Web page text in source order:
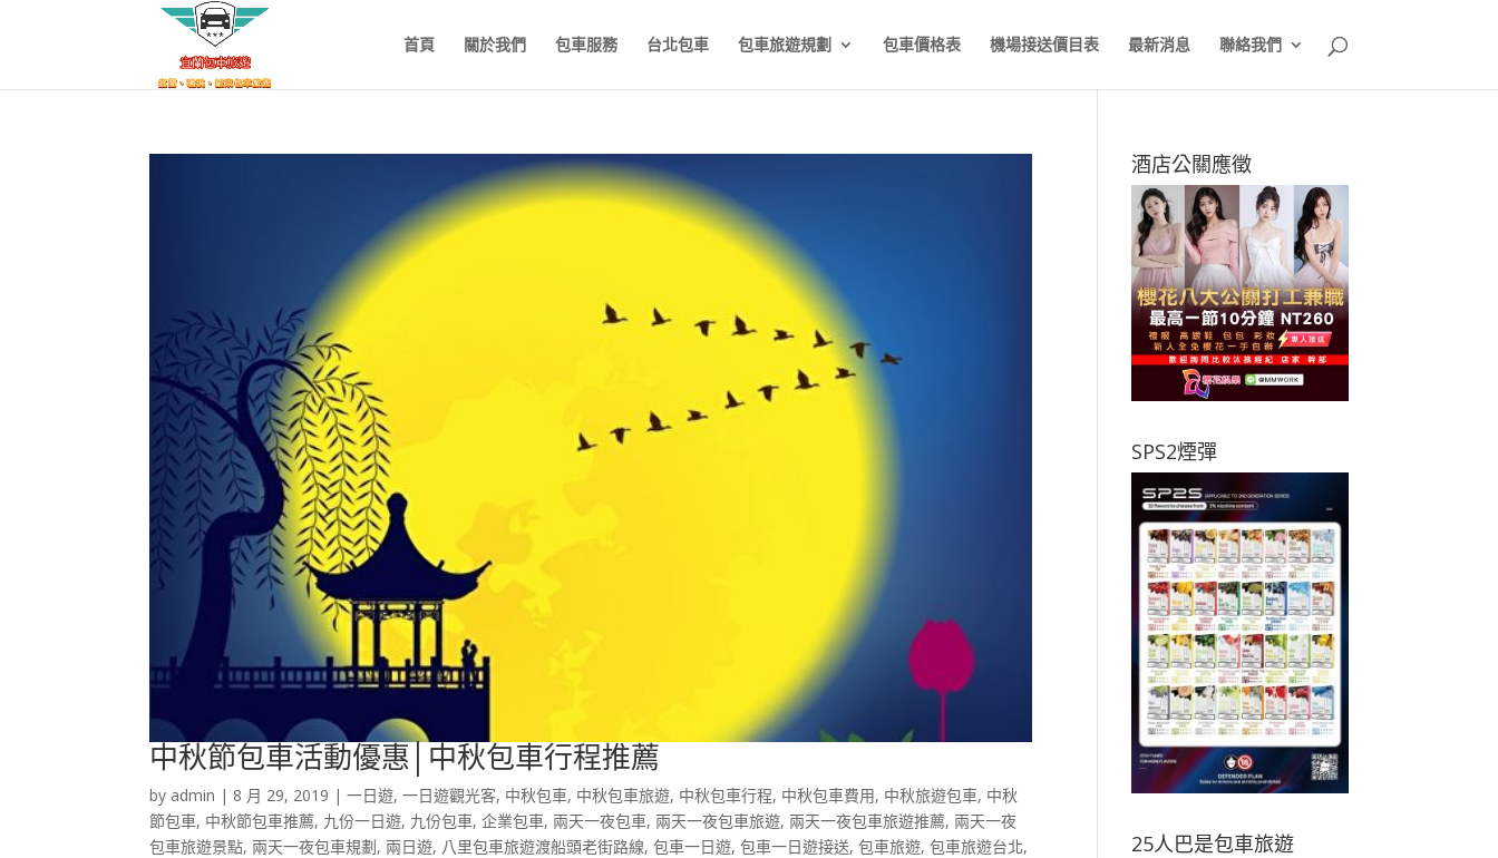
首頁 關於我們 包車服務 台北包車 包車旅遊規劃 包車價格表 機場接送價目表 最新消息 聯絡我們
中秋節包車活動優惠│中秋包車行程推薦
by admin | 8 月 29, 2019 |一日遊,一日遊觀光客, 中秋包車, 中秋包車旅遊, 中秋包車行程, 中秋包車費用, 中秋旅遊包車, 中秋
節包車, 中秋節包車推薦, 九份一日遊, 九份包車,企業包車, 兩天一夜包車, 兩天一夜包車旅遊, 兩天一夜包車旅遊推薦, 兩天一夜
包車旅遊景點, 兩天一夜包車規劃, 兩日遊, 八里包車旅遊渡船頭老街路線,包車一日遊,包車一日遊接送,包車旅遊,包車旅遊台北,
酒店公關應徵
SPS2煙彈
25人巴是包車旅遊